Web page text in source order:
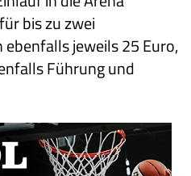
bis zu zwei
jeweils 25 Euro,
Führung und